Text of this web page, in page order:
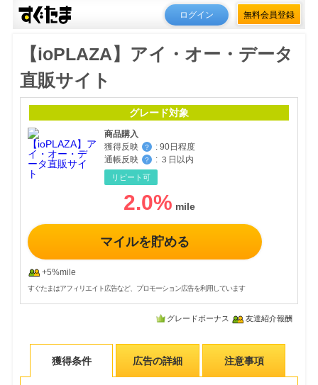
ログイン 無料会員登録
【ioPLAZA】アイ・オー・データ
直販サイト
グレード対象
商品購入
獲得反映
？ : 90日程度
通帳反映
？ : ３日以内
リピート可
2.0%
マイルを貯める
+5%mile
すぐたまはアフィリエイト広告など、プロモーション広告を利用しています
グレードボーナス 友達紹介報酬
獲得条件 広告の詳細 注意事項